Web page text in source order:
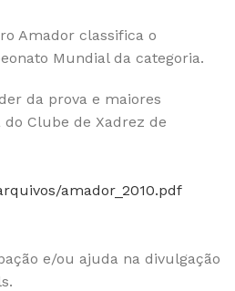
Amador classifica o
Mundial da categoria.
da prova e maiores
Clube de Xadrez de
amador_2010.pdf
e/ou ajuda na divulgação